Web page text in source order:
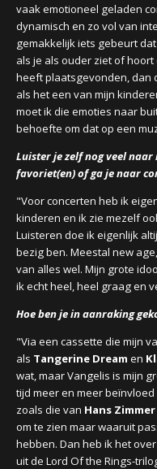
vaak emotioneel geladen
dynamisch en zo vol van
gemakkelijk iets gebeurt
als je als ouder ziet of
heeft plaatsgevonden, dan
als het een van mijn
moet ik die emoties naar
behoefte om dat op een
Luister je zelf nog veel naar
favoriet(en) of ga je naar
"Voor concerten heb ik
kinderen en ik zie mezelf
Luisteren doe ik eigenlijk
bezig ben. Meestal new
van alles wel. Mijn grote
ik echt heel, heel graag en
Hoe ben je in aanraking
"Via een cassette die mijn
als Tangerine Dream en
wat, maar Vangelis is mijn
tijd meer en meer
zoals die van Hans Zimmer
om te zien maar waaruit
hebben. Dan heb ik het
uit de Lord Of the Rings-